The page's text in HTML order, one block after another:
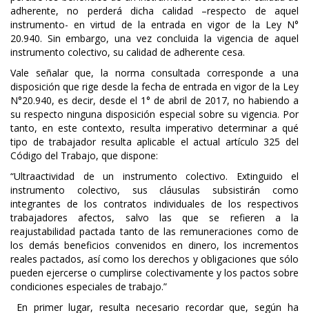
adherente, no perderá dicha calidad –respecto de aquel
instrumento- en virtud de la entrada en vigor de la Ley N°
20.940. Sin embargo, una vez concluida la vigencia de aquel
instrumento colectivo, su calidad de adherente cesa.
Vale señalar que, la norma consultada corresponde a una
disposición que rige desde la fecha de entrada en vigor de la Ley
N°20.940, es decir, desde el 1° de abril de 2017, no habiendo a
su respecto ninguna disposición especial sobre su vigencia. Por
tanto, en este contexto, resulta imperativo determinar a qué
tipo de trabajador resulta aplicable el actual artículo 325 del
Código del Trabajo, que dispone:
“Ultraactividad de un instrumento colectivo. Extinguido el
instrumento colectivo, sus cláusulas subsistirán como
integrantes de los contratos individuales de los respectivos
trabajadores afectos, salvo las que se refieren a la
reajustabilidad pactada tanto de las remuneraciones como de
los demás beneficios convenidos en dinero, los incrementos
reales pactados, así como los derechos y obligaciones que sólo
pueden ejercerse o cumplirse colectivamente y los pactos sobre
condiciones especiales de trabajo.”
En primer lugar, resulta necesario recordar que, según ha